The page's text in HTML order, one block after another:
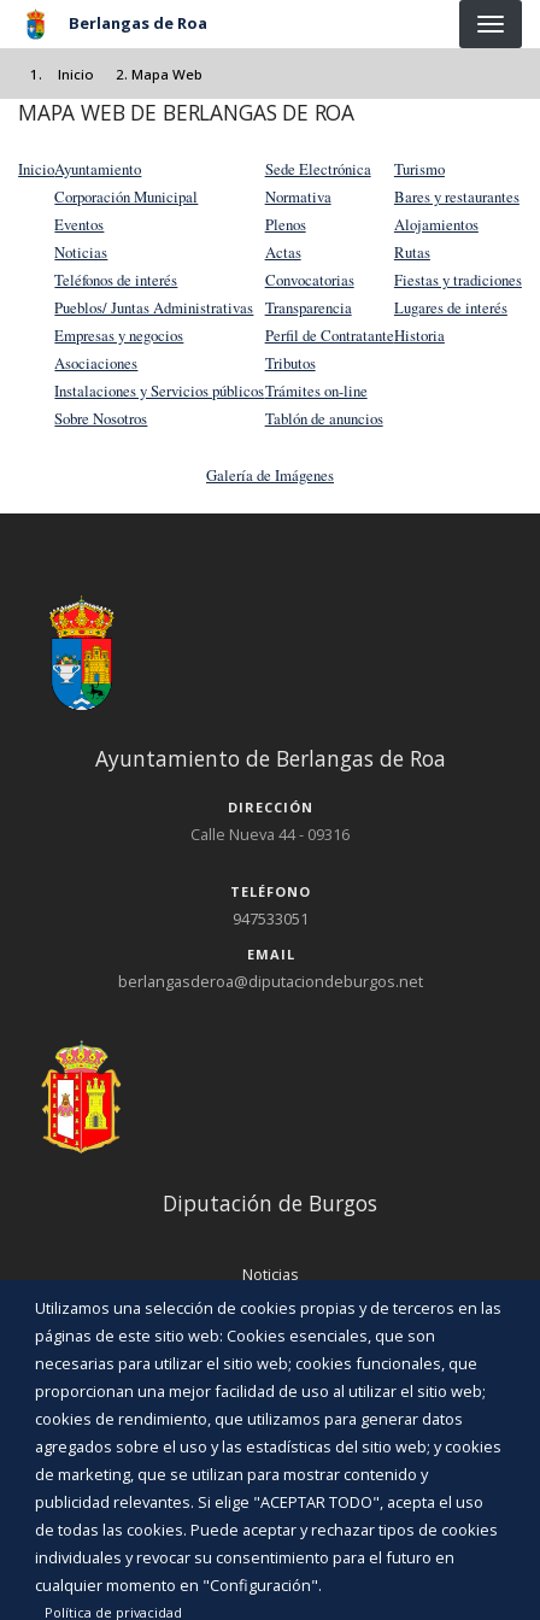
Pasar al contenido principal
Berlangas de Roa
Inicio Mapa Web
MAPA WEB DE BERLANGAS DE ROA
InicioAyuntamiento
Corporación Municipal
Eventos
Noticias
Teléfonos de interés
Pueblos/ Juntas Administrativas
Empresas y negocios
Asociaciones
Instalaciones y Servicios públicos
Sobre Nosotros
Sede Electrónica
Normativa
Plenos
Actas
Convocatorias
Transparencia
Perfil de Contratante
Tributos
Trámites on-line
Tablón de anuncios
Turismo
Bares y restaurantes
Alojamientos
Rutas
Fiestas y tradiciones
Lugares de interés
Historia
Galería de Imágenes
Utilizamos una selección de cookies propias y de terceros en las
páginas de este sitio web: Cookies esenciales, que son
necesarias para utilizar el sitio web; cookies funcionales, que
proporcionan una mejor facilidad de uso al utilizar el sitio web;
cookies de rendimiento, que utilizamos para generar datos
agregados sobre el uso y las estadísticas del sitio web; y cookies
de marketing, que se utilizan para mostrar contenido y
publicidad relevantes. Si elige "ACEPTAR TODO", acepta el uso
de todas las cookies. Puede aceptar y rechazar tipos de cookies
individuales y revocar su consentimiento para el futuro en
cualquier momento en "Configuración".
Política de privacidad
Ayuntamiento de Berlangas de Roa
DIRECCIÓN
Calle Nueva 44 - 09316
TELÉFONO
947533051
EMAIL
berlangasderoa@diputaciondeburgos.net
Diputación de Burgos
Noticias
Eventos
Corporación Municipal
Teléfonos de interés
INICIAR SESIÓN
MAPA WEB